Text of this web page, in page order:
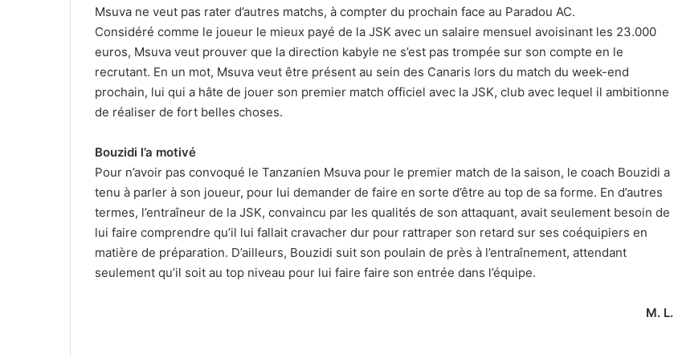
Msuva ne veut pas rater d’autres matchs, à compter du prochain face au Paradou AC.
Considéré comme le joueur le mieux payé de la JSK avec un salaire mensuel avoisinant les 23.000
euros, Msuva veut prouver que la direction kabyle ne s’est pas trompée sur son compte en le
recrutant. En un mot, Msuva veut être présent au sein des Canaris lors du match du week-end
prochain, lui qui a hâte de jouer son premier match officiel avec la JSK, club avec lequel il ambitionne
de réaliser de fort belles choses.
Bouzidi l’a motivé
Pour n’avoir pas convoqué le Tanzanien Msuva pour le premier match de la saison, le coach Bouzidi a
tenu à parler à son joueur, pour lui demander de faire en sorte d’être au top de sa forme. En d’autres
termes, l’entraîneur de la JSK, convaincu par les qualités de son attaquant, avait seulement besoin de
lui faire comprendre qu’il lui fallait cravacher dur pour rattraper son retard sur ses coéquipiers en
matière de préparation. D’ailleurs, Bouzidi suit son poulain de près à l’entraînement, attendant
seulement qu’il soit au top niveau pour lui faire faire son entrée dans l’équipe.
M. L.